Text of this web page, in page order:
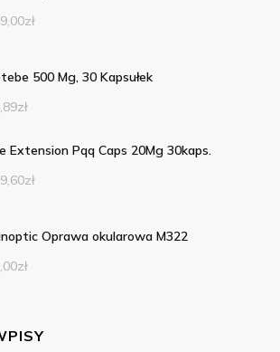
zł
500 Mg, 30 Kapsułek
zł
Extension Pqq Caps 20Mg 30kaps.
zł
Oprawa okularowa M322
zł